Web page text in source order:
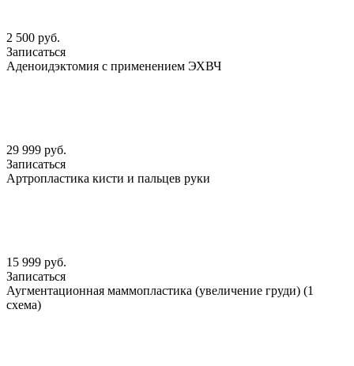
2 500 руб.
Записаться
Аденоидэктомия с применением ЭХВЧ
29 999 руб.
Записаться
Артропластика кисти и пальцев руки
15 999 руб.
Записаться
Аугментационная маммопластика (увеличение груди) (1
схема)